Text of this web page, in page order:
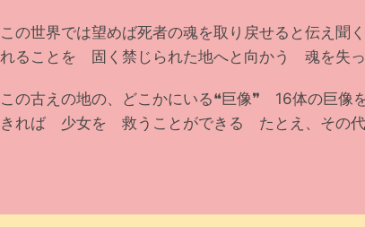
この世界では望めば死者の魂を取り戻せると伝え
れることを 固く禁じられた地へと向かう 魂を失
この古えの地の、どこかにいる❝巨像❞ 16体の巨
きれば 少女を 救うことができる たとえ、その